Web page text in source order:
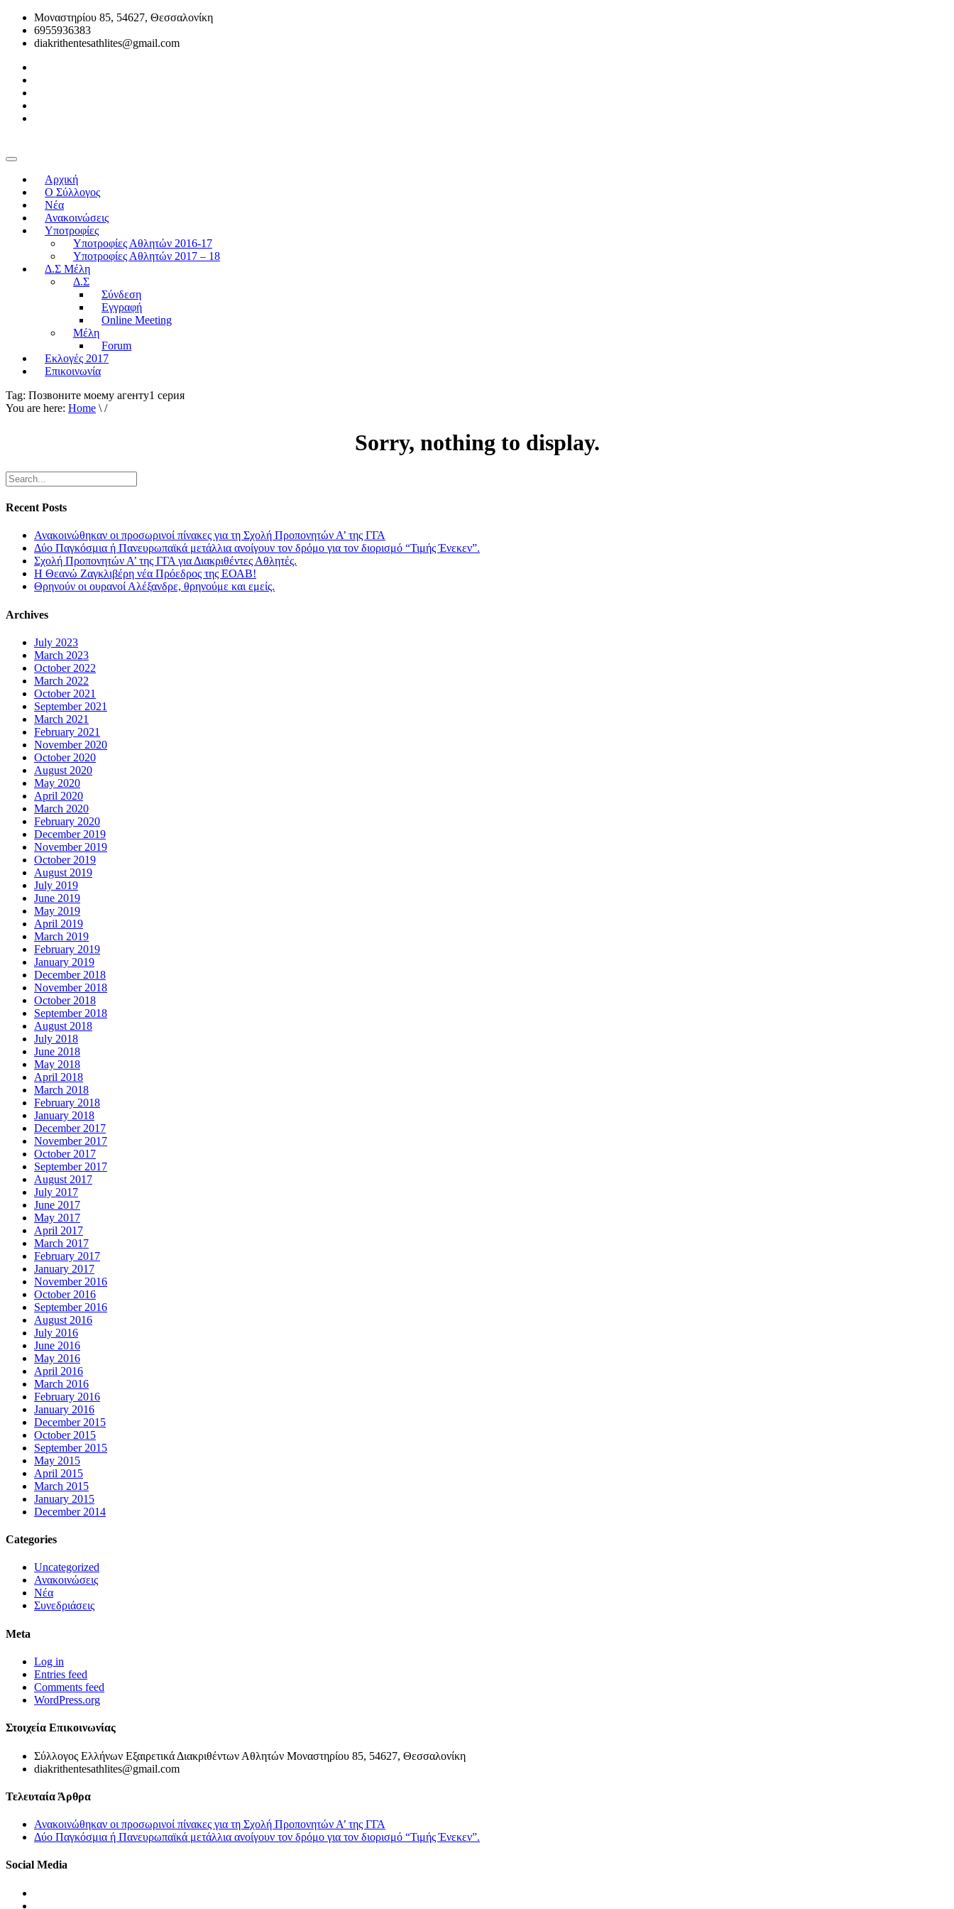
Μοναστηρίου 85, 54627, Θεσσαλονίκη
6955936383
diakrithentesathlites@gmail.com
Αρχική
O Σύλλογος
Νέα
Ανακοινώσεις
Υποτροφίες
Υποτροφίες Αθλητών 2016-17
Υποτροφίες Αθλητών 2017 – 18
Δ.Σ Μέλη
Δ.Σ
Σύνδεση
Εγγραφή
Online Meeting
Μέλη
Forum
Εκλογές 2017
Επικοινωνία
Tag: Позвоните моему агенту1 серия
You are here: Home \ /
Sorry, nothing to display.
Recent Posts
Ανακοινώθηκαν οι προσωρινοί πίνακες για τη Σχολή Προπονητών Α’ της ΓΓΑ
Δύο Παγκόσμια ή Πανευρωπαϊκά μετάλλια ανοίγουν τον δρόμο για τον διορισμό “Τιμής Ένεκεν”.
Σχολή Προπονητών Α’ της ΓΓΑ για Διακριθέντες Αθλητές.
Η Θεανώ Ζαγκλιβέρη νέα Πρόεδρος της ΕΟΑΒ!
Θρηνούν οι ουρανοί Αλέξανδρε, θρηνούμε και εμείς.
Archives
July 2023
March 2023
October 2022
March 2022
October 2021
September 2021
March 2021
February 2021
November 2020
October 2020
August 2020
May 2020
April 2020
March 2020
February 2020
December 2019
November 2019
October 2019
August 2019
July 2019
June 2019
May 2019
April 2019
March 2019
February 2019
January 2019
December 2018
November 2018
October 2018
September 2018
August 2018
July 2018
June 2018
May 2018
April 2018
March 2018
February 2018
January 2018
December 2017
November 2017
October 2017
September 2017
August 2017
July 2017
June 2017
May 2017
April 2017
March 2017
February 2017
January 2017
November 2016
October 2016
September 2016
August 2016
July 2016
June 2016
May 2016
April 2016
March 2016
February 2016
January 2016
December 2015
October 2015
September 2015
May 2015
April 2015
March 2015
January 2015
December 2014
Categories
Uncategorized
Ανακοινώσεις
Νέα
Συνεδριάσεις
Meta
Log in
Entries feed
Comments feed
WordPress.org
Στοιχεία Επικοινωνίας
Σύλλογος Ελλήνων Εξαιρετικά Διακριθέντων Αθλητών Μοναστηρίου 85, 54627, Θεσσαλονίκη
diakrithentesathlites@gmail.com
Τελευταία Άρθρα
Ανακοινώθηκαν οι προσωρινοί πίνακες για τη Σχολή Προπονητών Α’ της ΓΓΑ
Δύο Παγκόσμια ή Πανευρωπαϊκά μετάλλια ανοίγουν τον δρόμο για τον διορισμό “Τιμής Ένεκεν”.
Social Media